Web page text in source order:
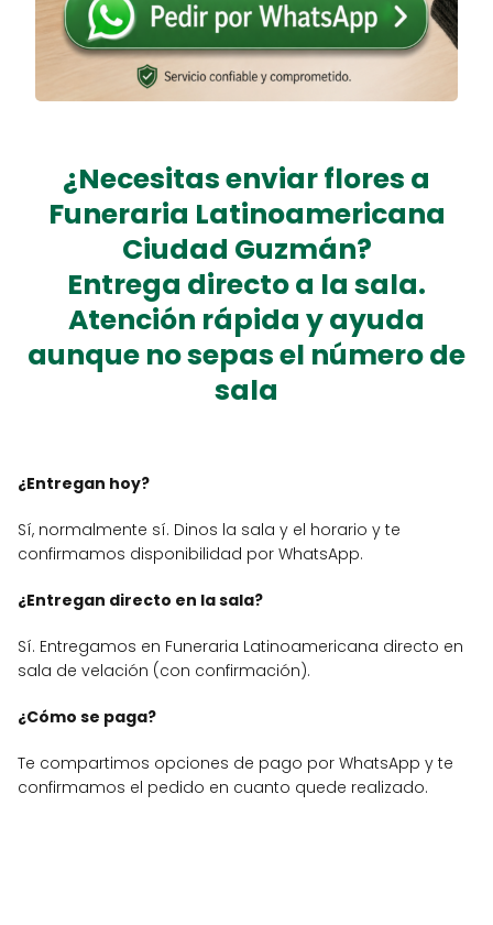
¿Necesitasenviar flores a
Funeraria Latinoamericana
Ciudad Guzmán?
Entrega directo a la sala.
Atención rápida y ayuda
aunque no sepas el número de
sala
¿Entregan hoy?
Sí, normalmente sí. Dinos la sala y el horario y te
confirmamos disponibilidad por WhatsApp.
¿Entregan directo en la sala?
Sí. Entregamos en Funeraria Latinoamericana directo en
sala de velación (con confirmación).
¿Cómo se paga?
Te compartimos opciones de pago por WhatsApp y te
confirmamos el pedido en cuanto quede realizado.